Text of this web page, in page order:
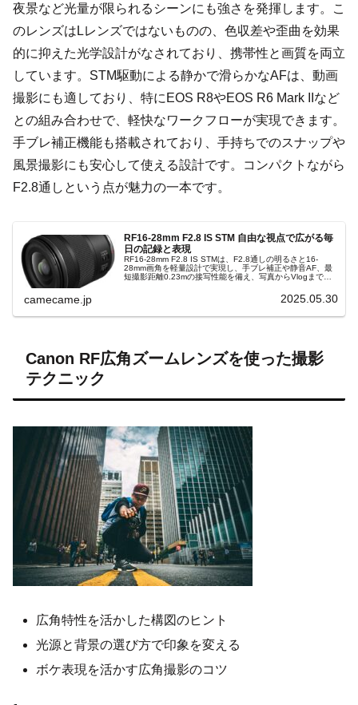
夜景など光量が限られるシーンにも強さを発揮します。こ
のレンズはLレンズではないものの、色収差や歪曲を効果
的に抑えた光学設計がなされており、携帯性と画質を両立
しています。STM駆動による静かで滑らかなAFは、動画
撮影にも適しており、特にEOS R8やEOS R6 Mark IIなど
との組み合わせで、軽快なワークフローが実現できます。
手ブレ補正機能も搭載されており、手持ちでのスナップや
風景撮影にも安心して使える設計です。コンパクトながら
F2.8通しという点が魅力の一本です。
RF16-28mm F2.8 IS STM 自由な視点で広がる毎
日の記録と表現
RF16-28mm F2.8 IS STMは、F2.8通しの明るさと16-
28mm画角を軽量設計で実現し、手ブレ補正や静音AF、最
短撮影距離0.23mの接写性能を備え、写真からVlogまでシ
camecame.jp 2025.05.30
Canon RF広角ズームレンズを使った撮影
テクニック
広角特性を活かした構図のヒント
光源と背景の選び方で印象を変える
ボケ表現を活かす広角撮影のコツ